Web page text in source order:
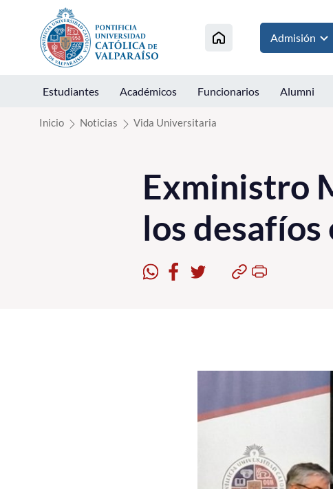
Click acá para ir directamente al contenido
Admisión
Estudiantes Académicos Funcionarios Alumni
Inicio Noticias Vida Universitaria
Exministro
los desafíos